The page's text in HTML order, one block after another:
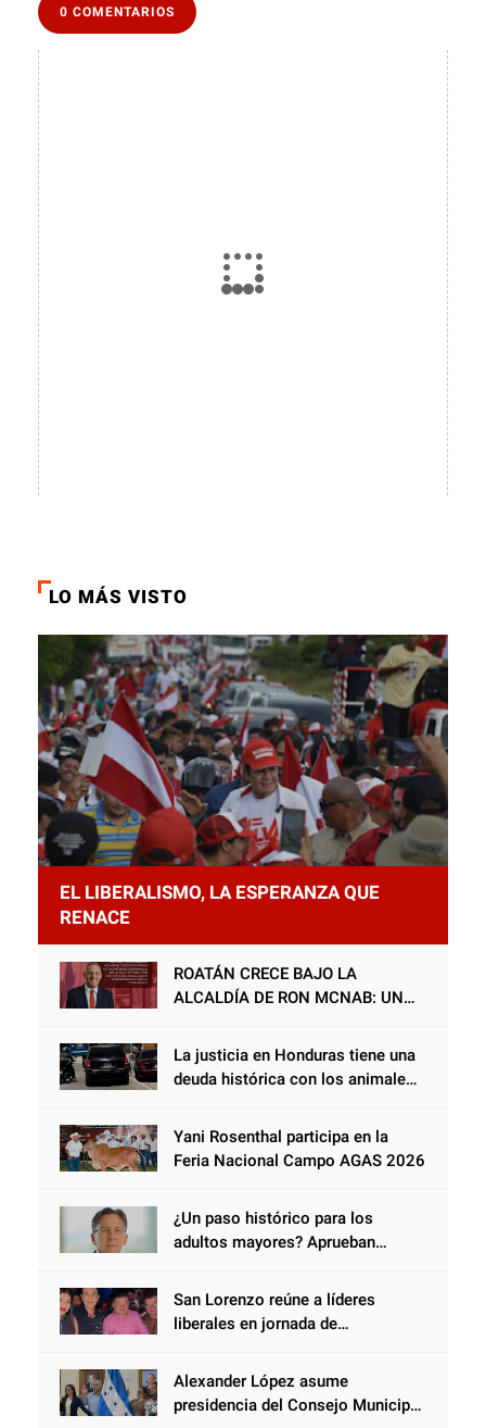
0 COMENTARIOS
LO MÁS VISTO
EL LIBERALISMO, LA ESPERANZA QUE
RENACE
ROATÁN CRECE BAJO LA
ALCALDÍA DE RON MCNAB: UN
COMUNIDAD Y DEL PARTIDO
LIBERAL
La justicia en Honduras tiene una
deuda histórica con los animales,
peso de la ley al responsable de
Choloma es consolidar un Estado
que protege al verdugo y
Yani Rosenthal participa en la
Feria Nacional Campo AGAS 2026
¿Un paso histórico para los
adultos mayores? Aprueban
Salomón Nazar para fortalecer su
protección en Honduras
San Lorenzo reúne a líderes
liberales en jornada de
Alexander López asume
presidencia del Consejo Municipal